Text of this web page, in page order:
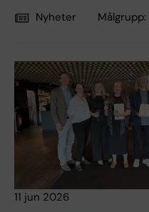
Nyheter
Målgrupp:
11 jun 2026